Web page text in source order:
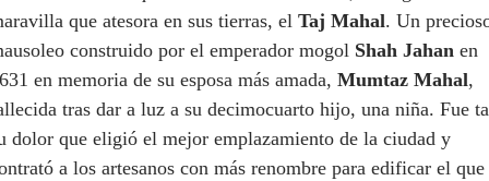
que atesora en sus tierras, el Taj Mahal. Un
construido por el emperador mogol Shah Jahan en
en memoria de su esposa más amada, Mumtaz Mahal,
tras dar a luz a su decimocuarto hijo, una niña. Fue
dolor que eligió el mejor emplazamiento de la ciudad y
a los artesanos con más renombre para edificar el que